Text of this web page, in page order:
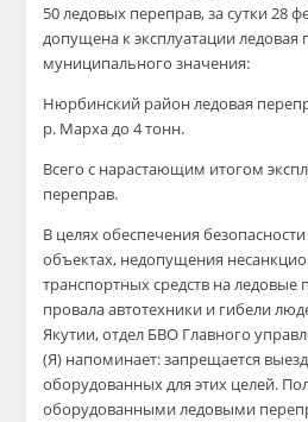
50 ледовых переправ, за сутки 28
допущена к эксплуатации ледовая
муниципального значения:
Нюрбинский район ледовая
р. Марха до 4 тонн.
Всего с нарастающим итогом
переправ.
В целях обеспечения
объектах, недопущения
транспортных средств на ледовые
провала автотехники и гибели
Якутии, отдел БВО Главного
(Я) напоминает: запрещается
оборудованных для этих целей.
оборудованными ледовыми